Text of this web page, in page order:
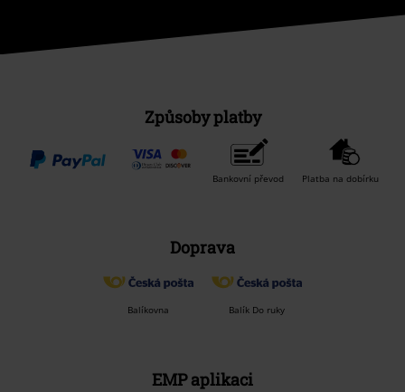
Způsoby platby
Bankovní převod Platba na dobírku
Doprava
Balíkovna Balík Do ruky
EMP aplikaci